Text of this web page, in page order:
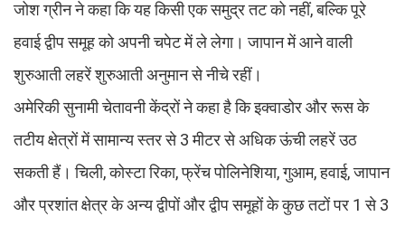
जोश ग्रीन ने कहा कि यह किसी एक समुद्र तट को नहीं, बल्कि पूरे
हवाई द्वीप समूह को अपनी चपेट में ले लेगा। जापान में आने वाली
शुरुआती लहरें शुरुआती अनुमान से नीचे रहीं।
अमेरिकी सुनामी चेतावनी केंद्रों ने कहा है कि इक्वाडोर और रूस के
तटीय क्षेत्रों में सामान्य स्तर से 3 मीटर से अधिक ऊंची लहरें उठ
सकती हैं। चिली, कोस्टा रिका, फ्रेंच पोलिनेशिया, गुआम, हवाई, जापान
और प्रशांत क्षेत्र के अन्य द्वीपों और द्वीप समूहों के कुछ तटों पर 1 से 3